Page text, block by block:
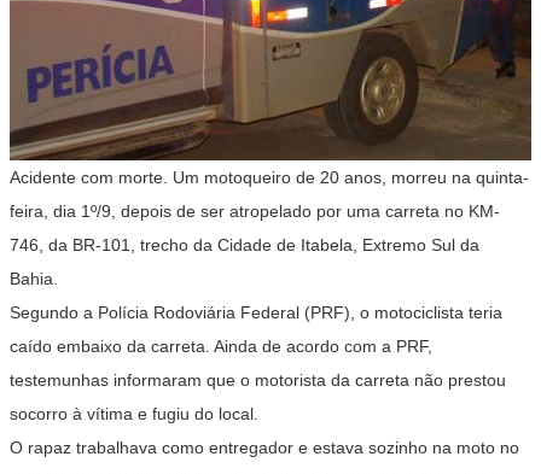
Acidente com morte. Um motoqueiro de 20 anos, morreu na quinta-
feira, dia 1º/9, depois de ser atropelado por uma carreta no KM-
746, da BR-101, trecho da Cidade de Itabela, Extremo Sul da
Bahia.
Segundo a Polícia Rodoviária Federal (PRF), o motociclista teria
caído embaixo da carreta. Ainda de acordo com a PRF,
testemunhas informaram que o motorista da carreta não prestou
socorro à vítima e fugiu do local.
O rapaz trabalhava como entregador e estava sozinho na moto no